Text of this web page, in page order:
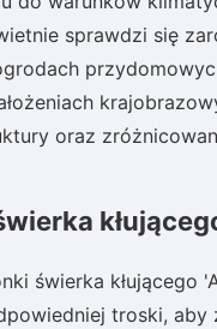
sprawdzi się
oraz
świerka kłującego
troski, aby